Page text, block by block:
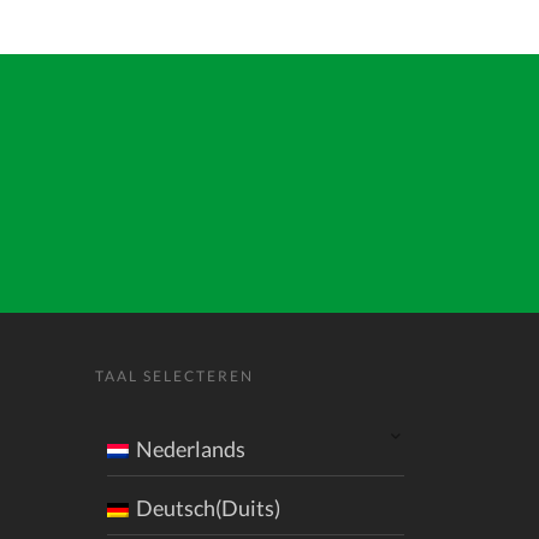
TAAL SELECTEREN
Nederlands
Deutsch(Duits)